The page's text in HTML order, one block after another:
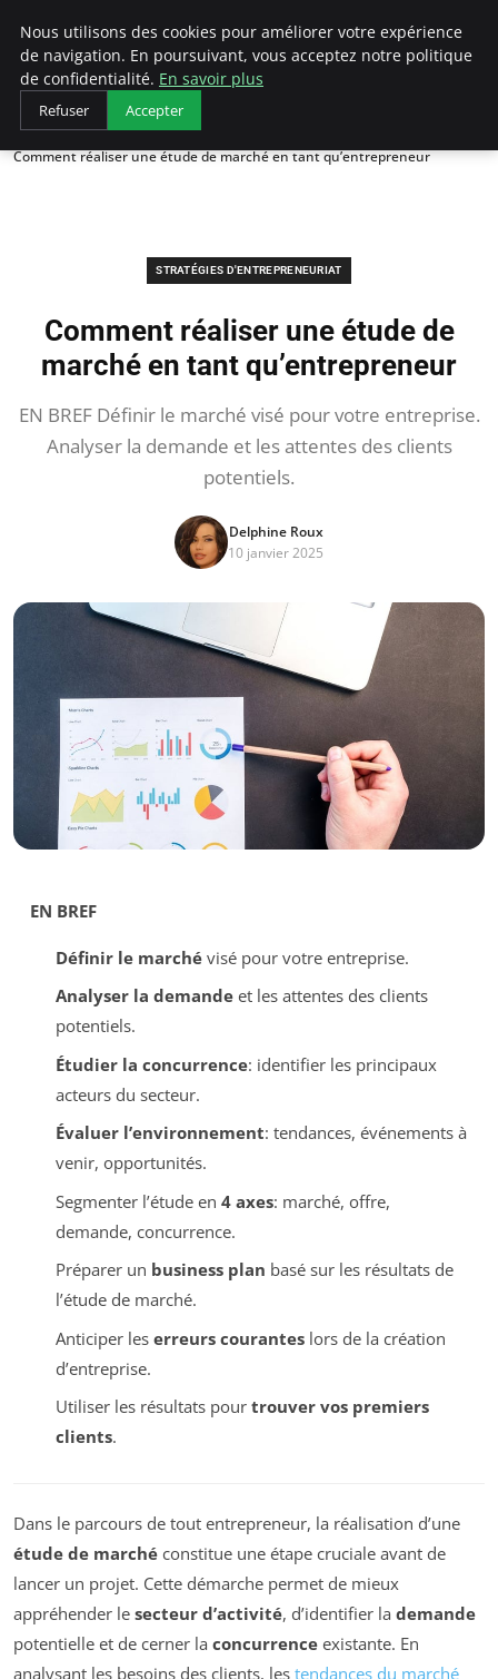
LECFCM
Accueil
Stratégies d'entrepreneuriat
Comment réaliser une étude de marché en tant qu’entrepreneur
STRATÉGIES D'ENTREPRENEURIAT
Comment réaliser une étude de
marché en tant qu’entrepreneur
EN BREF Définir le marché visé pour votre entreprise.
Analyser la demande et les attentes des clients
potentiels.
Delphine Roux
10 janvier 2025
EN BREF
Définir le marchévisé pour votre entreprise.
Analyser la demandeet les attentes des clients
potentiels.
Étudier la concurrence: identifier les principaux
acteurs du secteur.
Évaluer l’environnement: tendances, événements à
venir, opportunités.
Segmenter l’étude en 4 axes: marché, offre,
demande, concurrence.
Préparer un business plan basé sur les résultats de
l’étude de marché.
Anticiper les erreurs couranteslors de la création
d’entreprise.
Utiliser les résultats pour trouver vos premiers
clients.
Dans le parcours de tout entrepreneur, la réalisation d’une
étude de marché constitue une étape cruciale avant de
lancer un projet. Cette démarche permet de mieux
appréhender le secteur d’activité, d’identifier la demande
potentielle et de cerner la concurrence existante. En
analysant les besoins des clients, les tendances du marché
Nous utilisons des cookies pour améliorer votre expérience
de navigation. En poursuivant, vous acceptez notre politique
de confidentialité. En savoir plus
Refuser Accepter